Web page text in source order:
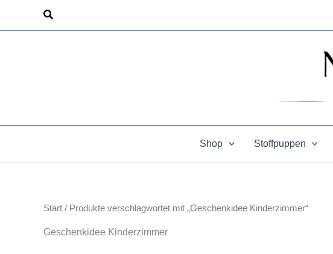
Suchen
Shop Stoffpuppen
Start / Produkte verschlagwortet mit „Geschenkidee Kinderzimmer“
Geschenkidee Kinderzimmer